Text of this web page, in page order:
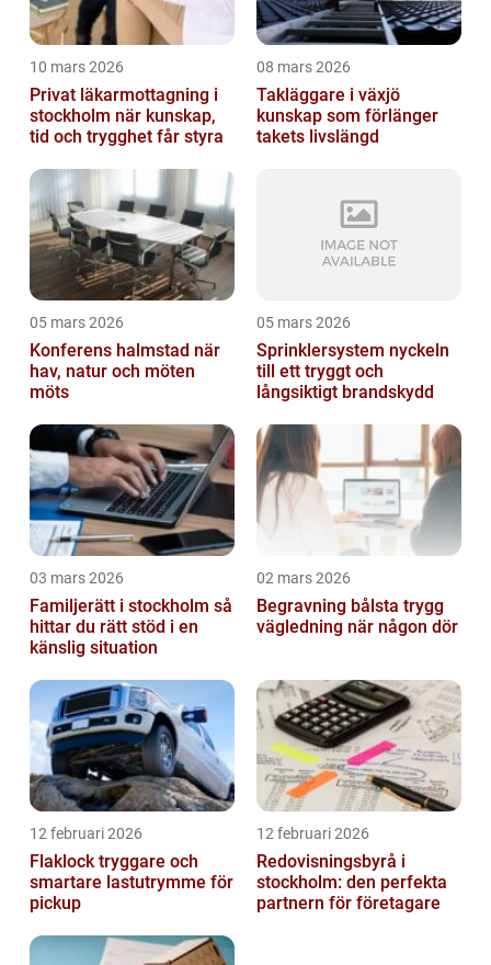
10 mars 2026
Privat läkarmottagning i
stockholm när kunskap,
tid och trygghet får styra
08 mars 2026
Takläggare i växjö
kunskap som förlänger
takets livslängd
05 mars 2026
Konferens halmstad när
hav, natur och möten
möts
05 mars 2026
Sprinklersystem nyckeln
till ett tryggt och
långsiktigt brandskydd
03 mars 2026
Familjerätt i stockholm så
hittar du rätt stöd i en
känslig situation
02 mars 2026
Begravning bålsta trygg
vägledning när någon dör
12 februari 2026
Flaklock tryggare och
smartare lastutrymme för
pickup
12 februari 2026
Redovisningsbyrå i
stockholm: den perfekta
partnern för företagare